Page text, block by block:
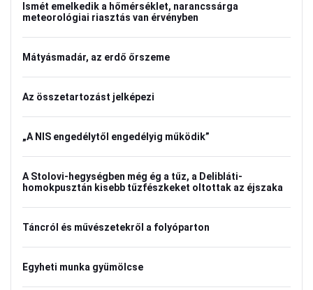
Ismét emelkedik a hőmérséklet, narancssárga
meteorológiai riasztás van érvényben
Mátyásmadár, az erdő őrszeme
Az összetartozást jelképezi
„A NIS engedélytől engedélyig működik”
A Stolovi-hegységben még ég a tűz, a Delibláti-
homokpusztán kisebb tűzfészkeket oltottak az éjszaka
Táncról és művészetekről a folyóparton
Egyheti munka gyümölcse